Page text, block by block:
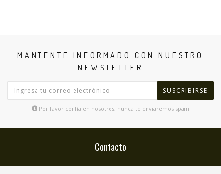
MANTENTE INFORMADO CON NUESTRO
NEWSLETTER
SUSCRIBIRSE
Por favor confía en nosotros, nunca te enviaremos spam
Contacto